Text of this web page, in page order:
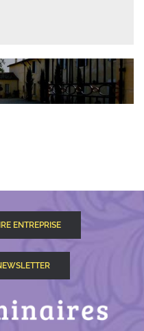
ENTREPRISE